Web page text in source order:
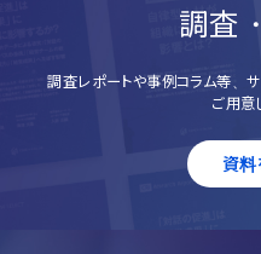
調査
調査レポートや事例コラム等、
ご用意
資料